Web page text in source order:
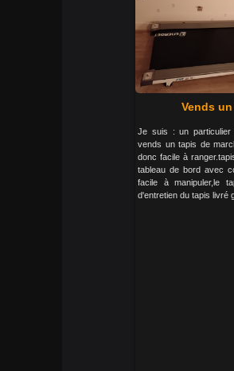
Vends
Je suis : un particulier
vends un tapis de
donc facile à
tableau de bord avec
facile à manipuler,le
d'entretien du tapis livré